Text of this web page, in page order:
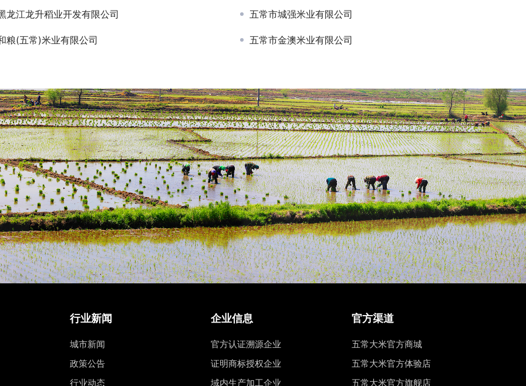
龙江龙升稻业开发有限公司 五常市城强米业有限公司
粮(五常)米业有限公司 五常市金澳米业有限公司
行业新闻
城市新闻
政策公告
行业动态
企业信息
官方认证溯源企业
证明商标授权企业
域内生产加工企业
官方渠道
五常大米官方商城
五常大米官方体验店
五常大米官方旗舰店